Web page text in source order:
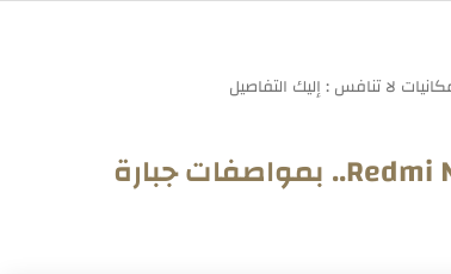
هاتف ريدمي نوت 13 برو Redmi Note 13 Pro.. بمواصفات جبارة